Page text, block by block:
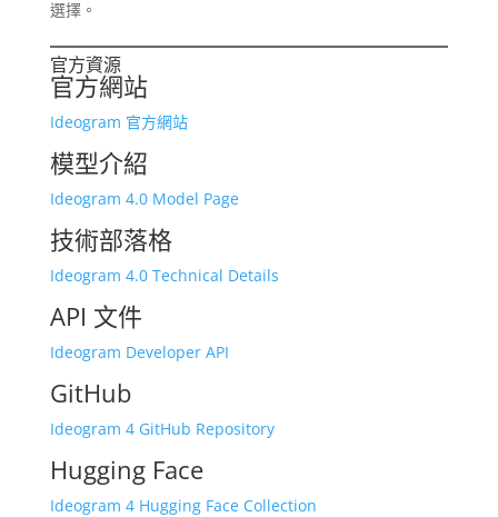
選擇。
官方資源
官方網站
Ideogram 官方網站
模型介紹
Ideogram 4.0 Model Page
技術部落格
Ideogram 4.0 Technical Details
API 文件
Ideogram Developer API
GitHub
Ideogram 4 GitHub Repository
Hugging Face
Ideogram 4 Hugging Face Collection